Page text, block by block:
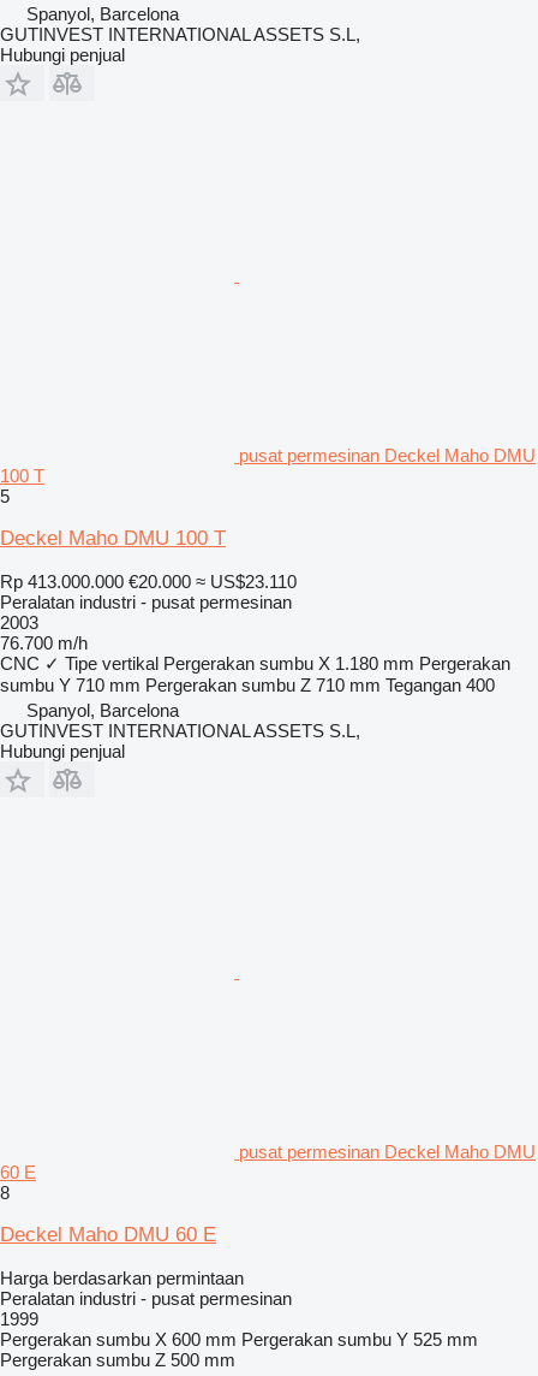
Spanyol, Barcelona
GUTINVEST INTERNATIONAL ASSETS S.L,
Hubungi penjual
pusat permesinan Deckel Maho DMU
100 T
5
Deckel Maho DMU 100 T
Rp 413.000.000 €20.000 ≈ US$23.110
Peralatan industri - pusat permesinan
2003
76.700 m/h
CNC ✓ Tipe vertikal Pergerakan sumbu X 1.180 mm Pergerakan
sumbu Y 710 mm Pergerakan sumbu Z 710 mm Tegangan 400
Spanyol, Barcelona
GUTINVEST INTERNATIONAL ASSETS S.L,
Hubungi penjual
pusat permesinan Deckel Maho DMU
60 E
8
Deckel Maho DMU 60 E
Harga berdasarkan permintaan
Peralatan industri - pusat permesinan
1999
Pergerakan sumbu X 600 mm Pergerakan sumbu Y 525 mm
Pergerakan sumbu Z 500 mm